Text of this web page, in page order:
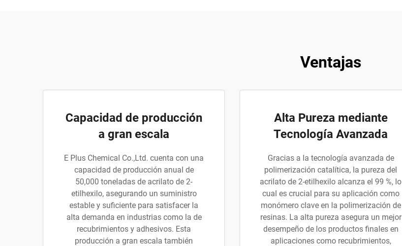
Ventajas
Capacidad de producción
a gran escala
E Plus Chemical Co.,Ltd. cuenta con una
capacidad de producción anual de
50,000 toneladas de acrilato de 2-
etilhexilo, asegurando un suministro
estable y suficiente para satisfacer la
alta demanda en industrias como la de
recubrimientos y adhesivos. Esta
producción a gran escala también
Alta Pureza mediante
Tecnología Avanzada
Gracias a la tecnología avanzada de
polimerización catalítica, la pureza del
acrilato de 2-etilhexilo alcanza el 99 %, lo
cual es crucial para su aplicación como
monómero clave en la polimerización de
resinas. La alta pureza asegura un mejor
desempeño de los productos finales en
aplicaciones como recubrimientos,